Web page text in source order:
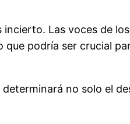
Las voces de
podría ser crucial
no solo el